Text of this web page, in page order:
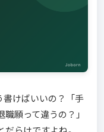
書けばいいの？「手
願って違うの？」